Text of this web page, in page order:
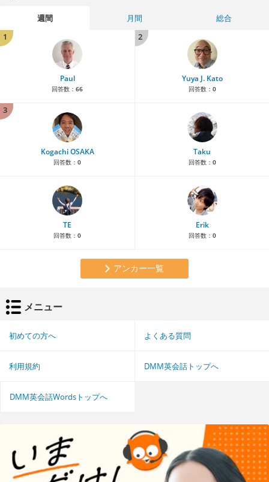
週間 月間
総合
1
Paul
回答数： 66
2
Yuya J. Kato
回答数： 0
3
Kogachi OSAKA
回答数： 0
Taku
回答数： 0
TE
回答数： 0
Erik
回答数： 0
アンカー一覧
メニュー
初めての方へ よくある質問
利用規約 DMM英会話トップへ
DMM英会話Wordsトップへ